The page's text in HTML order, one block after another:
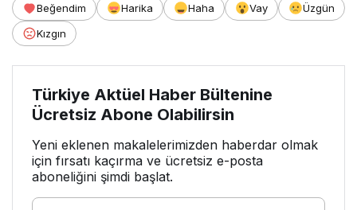
Beğendim Harika Haha Vay
Üzgün
Kızgın
Türkiye Aktüel Haber Bültenine
Ücretsiz Abone Olabilirsin
Yeni eklenen makalelerimizden haberdar olmak
için fırsatı kaçırma ve ücretsiz e-posta
aboneliğini şimdi başlat.